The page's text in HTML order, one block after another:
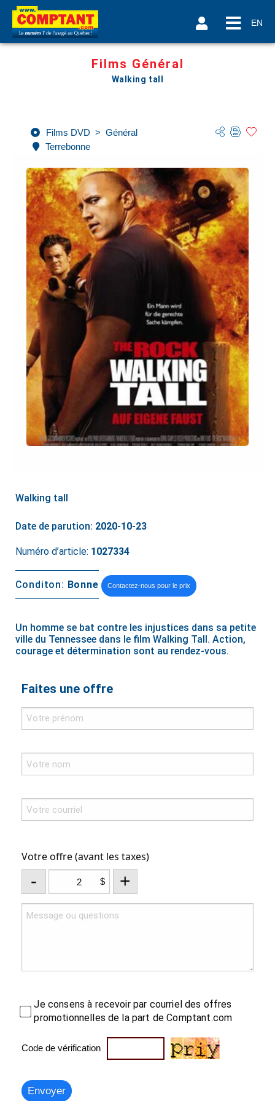
EN
Films Général
Walking tall
Films DVD > Général
Terrebonne
Walking tall
Date de parution: 2020-10-23
Numéro d’article: 1027334
Conditon: Bonne Contactez-nous pour le prix
Un homme se bat contre les injustices dans sa petite
ville du Tennessee dans le film Walking Tall. Action,
courage et détermination sont au rendez-vous.
Faites une offre
Votre offre (avant les taxes)
- $ +
Je consens à recevoir par courriel des offres
promotionnelles de la part de Comptant.com
Code de vérification